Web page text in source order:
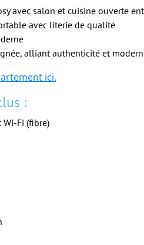
avec salon et cuisine ouverte
avec literie de qualité
alliant authenticité et
ici.
:
Fi (fibre)